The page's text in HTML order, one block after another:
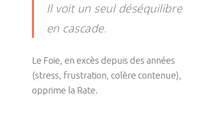
Il voit un seul déséquilibre
en cascade.
Le Foie, en excès depuis des années
(stress, frustration, colère contenue),
opprime la Rate.